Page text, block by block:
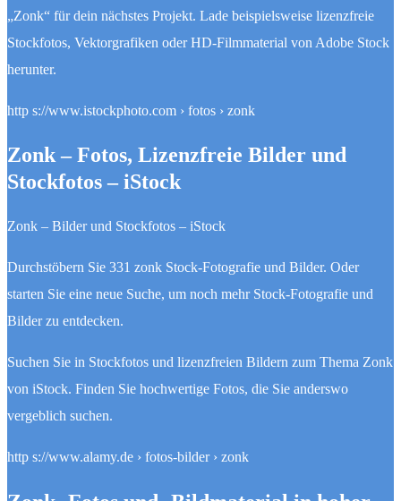
„Zonk“ für dein nächstes Projekt. Lade beispielsweise lizenzfreie
Stockfotos, Vektorgrafiken oder HD-Filmmaterial von Adobe Stock
herunter.
http s://www.istockphoto.com › fotos › zonk
Zonk – Fotos, Lizenzfreie Bilder und
Stockfotos – iStock
Zonk – Bilder und Stockfotos – iStock
Durchstöbern Sie 331 zonk Stock-Fotografie und Bilder. Oder
starten Sie eine neue Suche, um noch mehr Stock-Fotografie und
Bilder zu entdecken.
Suchen Sie in Stockfotos und lizenzfreien Bildern zum Thema Zonk
von iStock. Finden Sie hochwertige Fotos, die Sie anderswo
vergeblich suchen.
http s://www.alamy.de › fotos-bilder › zonk